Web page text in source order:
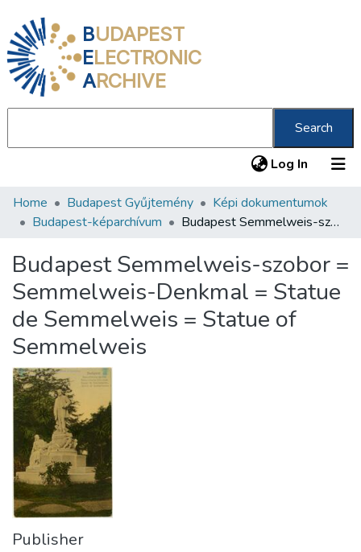
BUDAPEST
ELECTRONIC
ARCHIVE
Search
Log In (current)
Communities & Collections
Statistics
About us
Home Budapest Gyűjtemény
Képi dokumentumok
Budapest-képarchívum
Budapest Semmelweis-szobor = Semmelweis-Denkmal = Statue de Semmelweis = Statue of Semmelweis
Budapest Semmelweis-szobor =
Semmelweis-Denkmal = Statue
de Semmelweis = Statue of
Semmelweis
Publisher